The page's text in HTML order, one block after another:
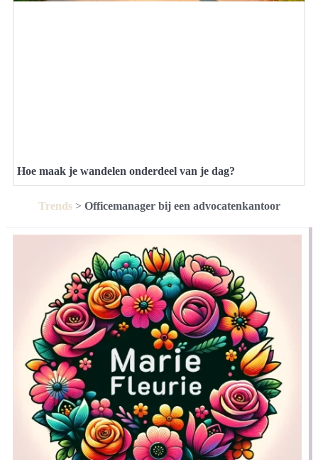
Hoe maak je wandelen onderdeel van je dag?
Trends> Officemanager bij een advocatenkantoor